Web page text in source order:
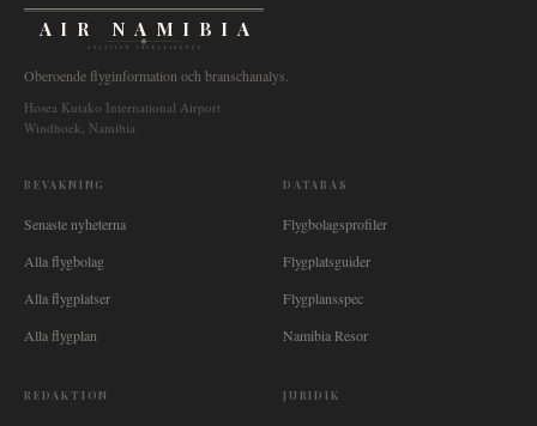
AIR NAMIBIA
AVIATION INTELLIGENCE
Oberoende flyginformation och branschanalys.
Hosea Kutako International Airport
Windhoek, Namibia
BEVAKNING
Senaste nyheterna
Alla flygbolag
Alla flygplatser
Alla flygplan
DATABAS
Flygbolagsprofiler
Flygplatsguider
Flygplansspec
Namibia Resor
REDAKTION JURIDIK